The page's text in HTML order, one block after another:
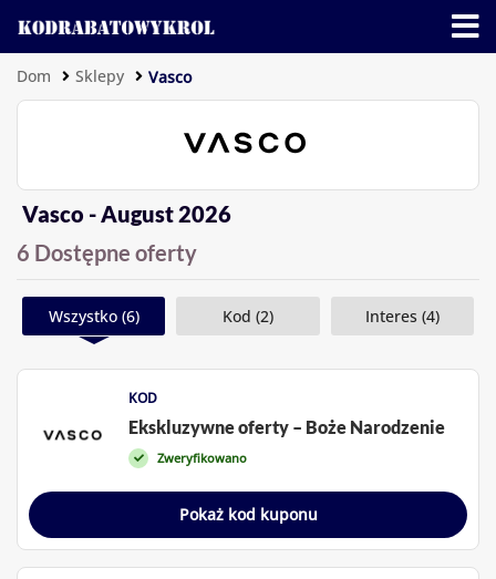
Dom Sklepy Vasco
Vasco - August 2026
6 Dostępne oferty
Wszystko (6) Kod (2) Interes (4)
KOD
Ekskluzywne oferty – Boże Narodzenie
Zweryfikowano
Pokaż kod kuponu